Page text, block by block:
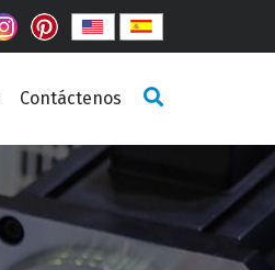
Contáctenos